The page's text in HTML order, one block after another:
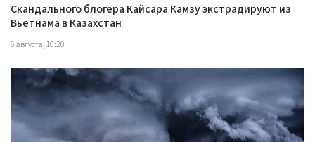
Скандального блогера Кайсара Камзу экстрадируют из
Вьетнама в Казахстан
6 августа, 10:20